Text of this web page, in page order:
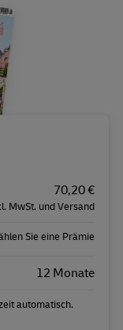
70,20 €
MwSt. und Versand
Sie eine Prämie
12 Monate
automatisch.